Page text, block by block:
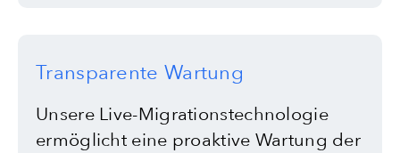
Transparente Wartung
Unsere Live-Migrationstechnologie
ermöglicht eine proaktive Wartung der